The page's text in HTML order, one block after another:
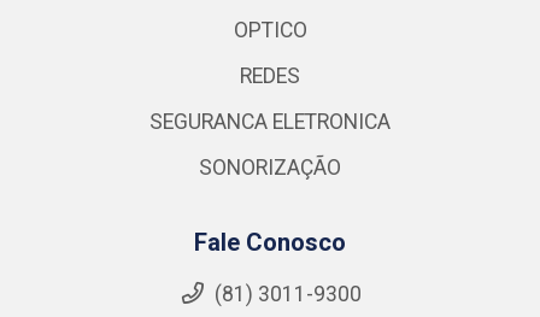
OPTICO
REDES
SEGURANCA ELETRONICA
SONORIZAÇÃO
Fale Conosco
(81) 3011-9300